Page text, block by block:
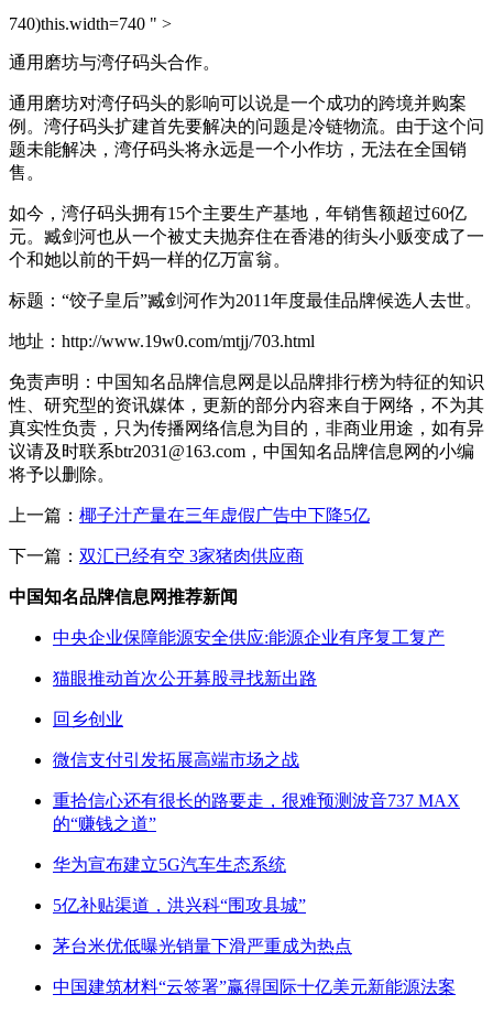
740)this.width=740 " >
通用磨坊与湾仔码头合作。
通用磨坊对湾仔码头的影响可以说是一个成功的跨境并购案
例。湾仔码头扩建首先要解决的问题是冷链物流。由于这个问
题未能解决，湾仔码头将永远是一个小作坊，无法在全国销
售。
如今，湾仔码头拥有15个主要生产基地，年销售额超过60亿
元。臧剑河也从一个被丈夫抛弃住在香港的街头小贩变成了一
个和她以前的干妈一样的亿万富翁。
标题：“饺子皇后”臧剑河作为2011年度最佳品牌候选人去世。
地址：http://www.19w0.com/mtjj/703.html
免责声明：中国知名品牌信息网是以品牌排行榜为特征的知识
性、研究型的资讯媒体，更新的部分内容来自于网络，不为其
真实性负责，只为传播网络信息为目的，非商业用途，如有异
议请及时联系btr2031@163.com，中国知名品牌信息网的小编
将予以删除。
上一篇： 椰子汁产量在三年虚假广告中下降5亿
下一篇： 双汇已经有空 3家猪肉供应商
中国知名品牌信息网推荐新闻
中央企业保障能源安全供应:能源企业有序复工复产
猫眼推动首次公开募股寻找新出路
回乡创业
微信支付引发拓展高端市场之战
重拾信心还有很长的路要走，很难预测波音737 MAX
的“赚钱之道”
华为宣布建立5G汽车生态系统
5亿补贴渠道，洪兴科“围攻县城”
茅台米优低曝光销量下滑严重成为热点
中国建筑材料“云签署”赢得国际十亿美元新能源法案